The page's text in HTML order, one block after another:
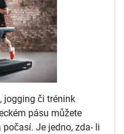
jogging či trénink
pásu můžete
Je jedno, zda- li